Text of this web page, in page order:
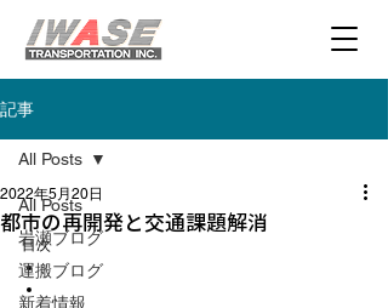
記事
All Posts
岩瀬ブログ
運搬ブログ
新着情報
All Posts
都市の再開発と交通課題解消
2022年5月20日
目次